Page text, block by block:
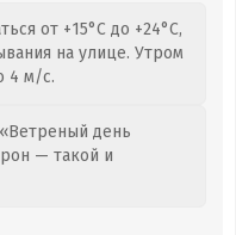
от +15°C до +24°C,
на улице. Утром
4 м/с.
день
— такой и